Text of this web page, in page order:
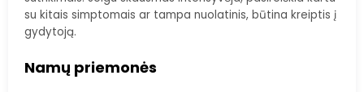
su kitais simptomais ar tampa nuolatinis, būtina kreiptis į
gydytoją.
Namų priemonės